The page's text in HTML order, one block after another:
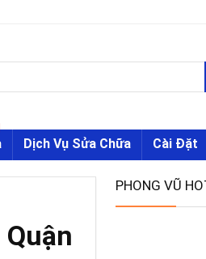
Dịch Vụ Sửa Chữa Cài Đặt
PHONG VŨ